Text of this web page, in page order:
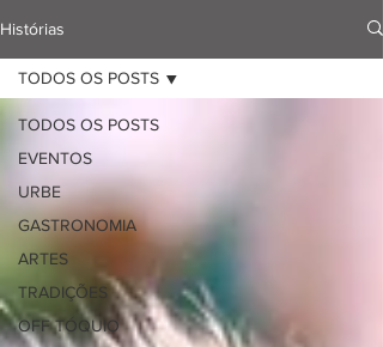
Histórias
TODOS OS POSTS
EVENTOS
URBE
GASTRONOMIA
ARTES
TRADIÇÕES
OFF TÓQUIO
TODOS OS POSTS